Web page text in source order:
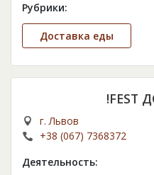
Рубрики:
Доставка еды
!FEST
г. Львов
+38 (067) 7368372
Деятельность: